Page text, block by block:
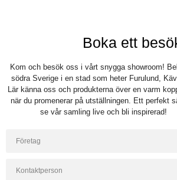
Boka ett
Kom och besök oss i vårt snygga showroom!
södra Sverige i en stad som heter Furulund,
Lär känna oss och produkterna över en varm
när du promenerar på utställningen. Ett perfekt
se vår samling live och bli inspirerad!